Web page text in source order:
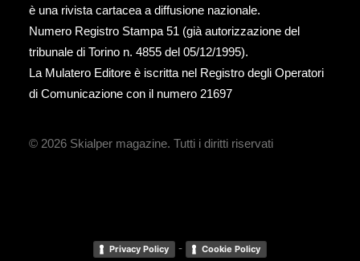
è una rivista cartacea a diffusione nazionale.
Numero Registro Stampa 51 (già autorizzazione del
tribunale di Torino n. 4855 del 05/12/1995).
La Mulatero Editore è iscritta nel Registro degli Operatori
di Comunicazione con il numero 21697
© 2026 Skialper magazine. Tutti i diritti riservati
Privacy Policy - Cookie Policy